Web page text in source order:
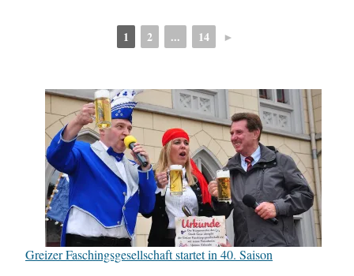
1 2 ... 14 ►
Greizer Faschingsgesellschaft startet in 40. Saison